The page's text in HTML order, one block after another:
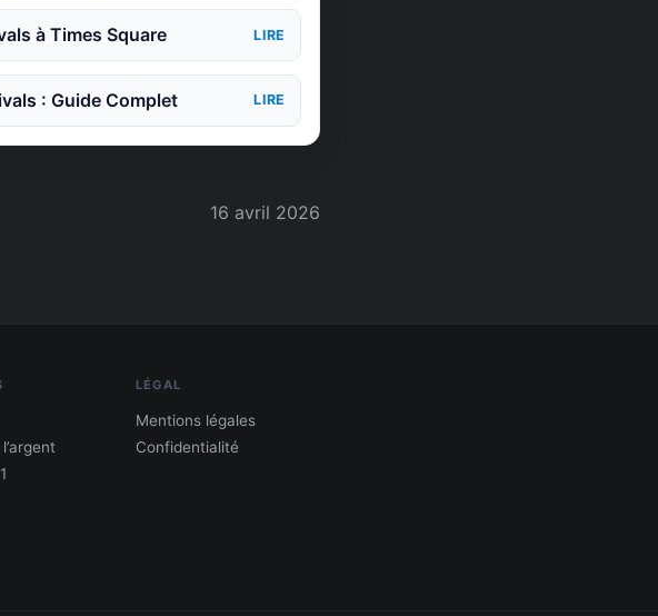
à Times Square LIRE
: Guide Complet LIRE
16 avril 2026
LÉGAL
Mentions légales
Confidentialité